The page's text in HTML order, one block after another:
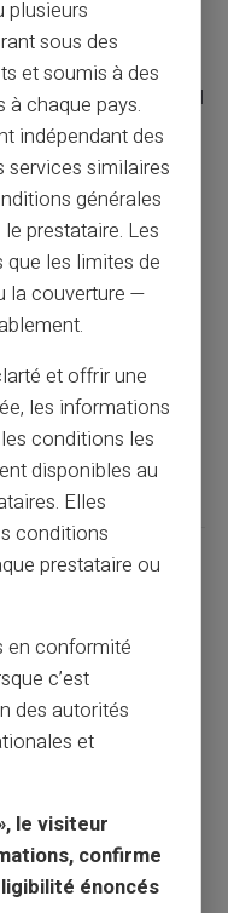
différentes
suivent quasi
versement autour du
bien vérifier sous quel
ajuster vos attentes
de la CAFet
et lesweek-
mois
quotidienne des
vous seront
vos dépenses, mais
avec les
ou des
Tout ce que
plusieurs
sous des
et soumis à des
chaque pays.
indépendant des
services similaires
générales
prestataire. Les
les limites de
la couverture —
et offrir une
les informations
conditions les
disponibles au
Elles
conditions
prestataire ou
en conformité
c’est
des autorités
et
le visiteur
confirme
énoncés